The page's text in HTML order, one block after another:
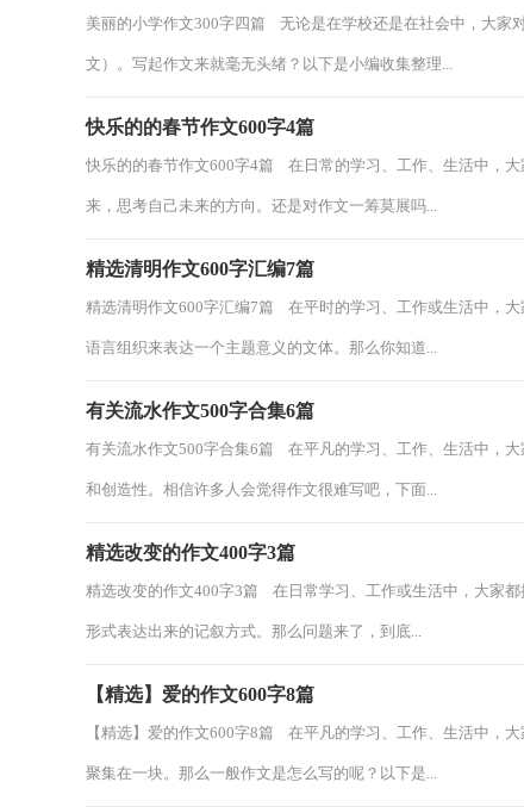
美丽的小学作文300字四篇 无论是在学校还是在社会中，大家
文）。写起作文来就毫无头绪？以下是小编收集整理...
快乐的的春节作文600字4篇
快乐的的春节作文600字4篇 在日常的学习、工作、生活中，
来，思考自己未来的方向。还是对作文一筹莫展吗...
精选清明作文600字汇编7篇
精选清明作文600字汇编7篇 在平时的学习、工作或生活中，
语言组织来表达一个主题意义的文体。那么你知道...
有关流水作文500字合集6篇
有关流水作文500字合集6篇 在平凡的学习、工作、生活中，
和创造性。相信许多人会觉得作文很难写吧，下面...
精选改变的作文400字3篇
精选改变的作文400字3篇 在日常学习、工作或生活中，大家
形式表达出来的记叙方式。那么问题来了，到底...
【精选】爱的作文600字8篇
【精选】爱的作文600字8篇 在平凡的学习、工作、生活中，
聚集在一块。那么一般作文是怎么写的呢？以下是...